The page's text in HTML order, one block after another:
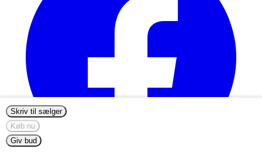
Skriv til sælger
Køb nu
Giv bud